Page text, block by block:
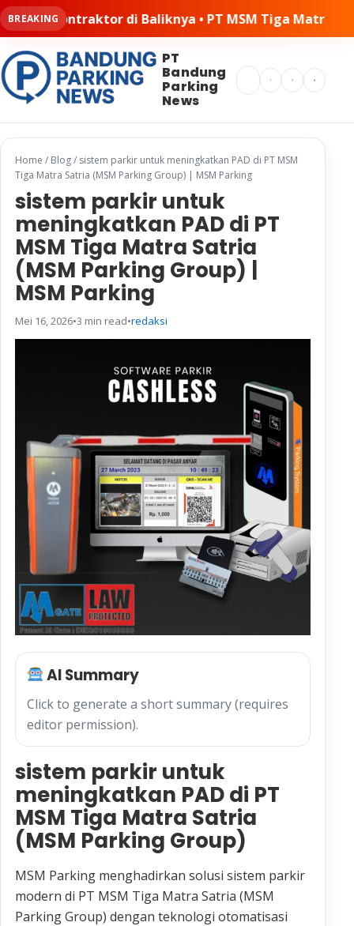
BREAKINGMSM Tiga Matra Satria: Dinamika
PT
Bandung
Parking
News
Search
Home / Blog/ sistem parkir untuk meningkatkan PAD di PT MSM
Tiga Matra Satria (MSM Parking Group) | MSM Parking
sistem parkir untuk
meningkatkan PAD di PT
MSM Tiga Matra Satria
(MSM Parking Group) |
MSM Parking
Mei 16, 2026•3 min read•redaksi
AI Summary
Click to generate a short summary (requires
editor permission).
sistem parkir untuk
meningkatkan PAD di PT
MSM Tiga Matra Satria
(MSM Parking Group)
MSM Parking menghadirkan solusi sistem parkir
modern di PT MSM Tiga Matra Satria (MSM
Parking Group) dengan teknologi otomatisasi